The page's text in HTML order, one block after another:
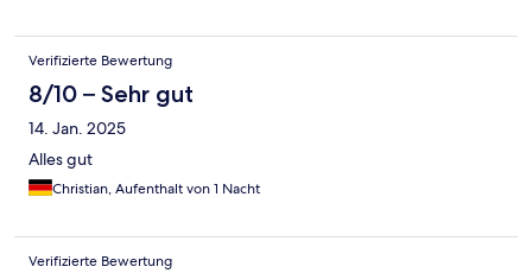
Verifizierte Bewertung
8/10 – Sehr gut
14. Jan. 2025
Alles gut
Christian, Aufenthalt von 1 Nacht
Verifizierte Bewertung